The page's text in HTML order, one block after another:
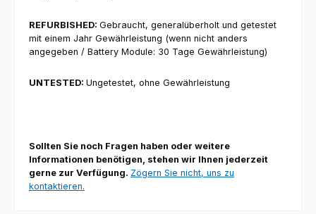
REFURBISHED: Gebraucht, generalüberholt und getestet
mit einem Jahr Gewährleistung (wenn nicht anders
angegeben / Battery Module: 30 Tage Gewährleistung)
UNTESTED: Ungetestet, ohne Gewährleistung
Sollten Sie noch Fragen haben oder weitere
Informationen benötigen, stehen wir Ihnen jederzeit
gerne zur Verfügung. Zögern Sie nicht, uns zu
kontaktieren.